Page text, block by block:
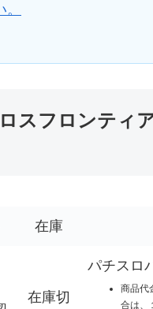
スフロンティ
在庫
在庫切
パチスロ
商品代
合は、